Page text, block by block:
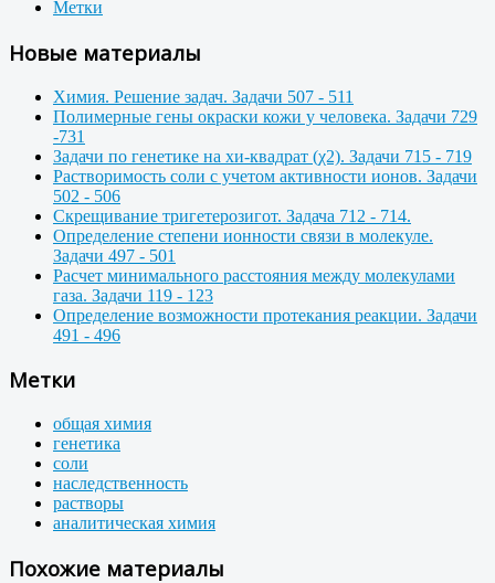
Метки
Новые материалы
Химия. Решение задач. Задачи 507 - 511
Полимерные гены окраски кожи у человека. Задачи 729
-731
Задачи по генетике на хи-квадрат (χ2). Задачи 715 - 719
Растворимость соли с учетом активности ионов. Задачи
502 - 506
Скрещивание тригетерозигот. Задача 712 - 714.
Определение степени ионности связи в молекуле.
Задачи 497 - 501
Расчет минимального расстояния между молекулами
газа. Задачи 119 - 123
Определение возможности протекания реакции. Задачи
491 - 496
Метки
общая химия
генетика
соли
наследственность
растворы
аналитическая химия
Похожие материалы